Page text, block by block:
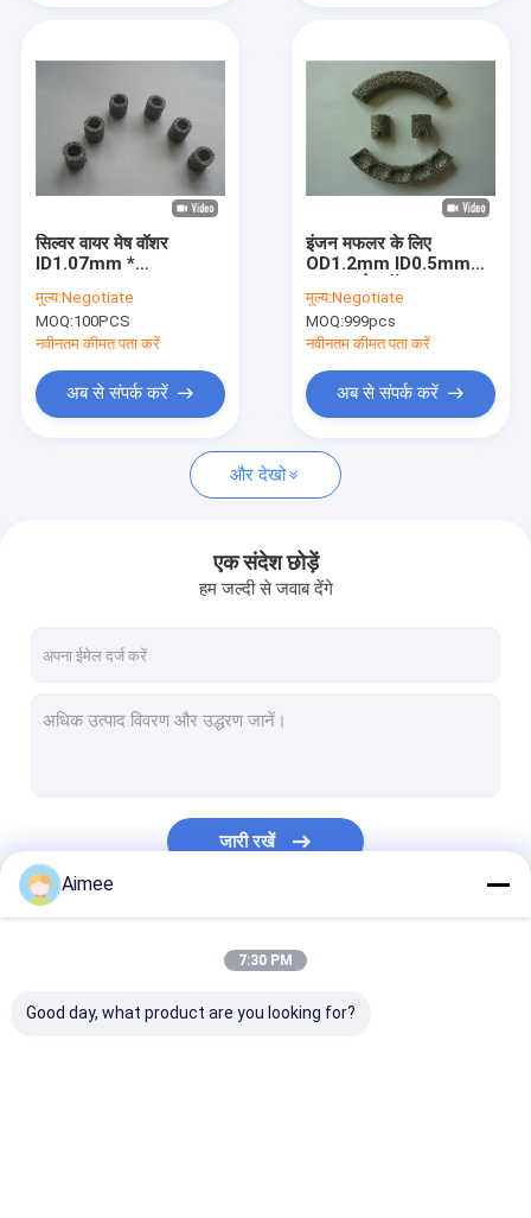
वीआर दिखाएँ
हमारे बारे में
हमसे संपर्क करें
समाचार
बुना हुआ तार मेष गैसकेट
संपीड़ित बुना हुआ तार जाल
धातु कुशन डैम्पर्स
बुना तार
सिल्वर वायर मेष वॉशर
ID1.07mm *
ODM उपलब्ध:
मूल्य:Negotiate
MOQ:100PCS
नवीनतम कीमत पता करें
अब से संपर्क करें
इंजन मफलर के लिए
OD1.2mm ID0.5mm
SS304304
मूल्य:Negotiate
MOQ:999pcs
नवीनतम कीमत पता करें
अब से संपर्क करें
और देखो
एक संदेश छोड़ें
हम जल्दी से जवाब देंगे
जारी रखें
Aimee
7:30 PM
Good day, what product are you looking for?